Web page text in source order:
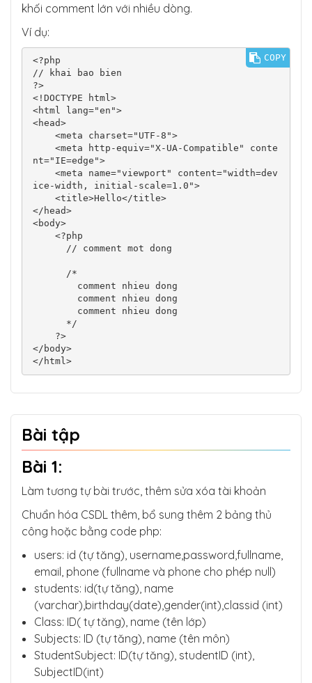
khối comment lớn với nhiều dòng.
Ví dụ:
<?php
// khai bao bien
?>
<!DOCTYPE html>
<html lang="en">
<head>
nt="IE=edge">
ice-width, initial-scale=1.0">
</head>
<body>
</body>
</html>
COPY
Bài tập
Bài 1:
Làm tương tự bài trước, thêm sửa xóa tài khoản
Chuẩn hóa CSDL thêm, bổ sung thêm 2 bảng thủ
công hoặc bằng code php:
users: id (tự tăng), username,password,fullname,
email, phone (fullname và phone cho phép null)
students: id(tự tăng), name
(varchar),birthday(date),gender(int),classid (int)
Class: ID( tự tăng), name (tên lớp)
Subjects: ID (tự tăng), name (tên môn)
StudentSubject: ID(tự tăng), studentID (int),
SubjectID(int)